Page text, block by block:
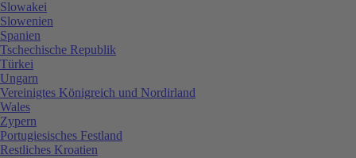
Slowakei
Slowenien
Spanien
Tschechische Republik
Türkei
Ungarn
Vereinigtes Königreich und Nordirland
Wales
Zypern
Portugiesisches Festland
Restliches Kroatien